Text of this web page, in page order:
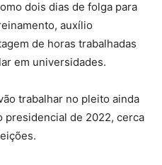
dois dias de folga para
auxílio
de horas trabalhadas
em universidades.
trabalhar no pleito ainda
presidencial de 2022, cerca